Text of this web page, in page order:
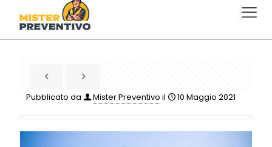
c
e
Pubblicato da Mister Preventivo il 10 Maggio 2021